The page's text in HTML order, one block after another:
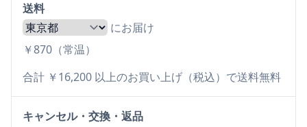
送料
にお届け
￥870（常温）
合計 ￥16,200 以上のお買い上げ（税込）で送料無料
キャンセル・交換・返品